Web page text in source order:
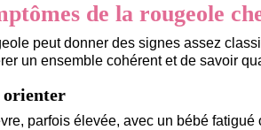
de la rougeole
peut donner des signes assez
un ensemble cohérent et de savoir
orienter
parfois élevée, avec un bébé